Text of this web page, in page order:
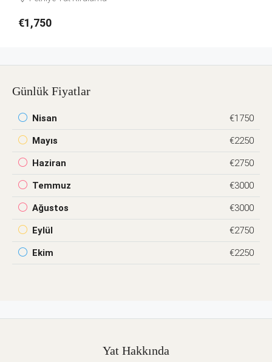
€1,750
Günlük Fiyatlar
Nisan €1750
Mayıs €2250
Haziran €2750
Temmuz €3000
Ağustos €3000
Eylül €2750
Ekim €2250
Yat Hakkında